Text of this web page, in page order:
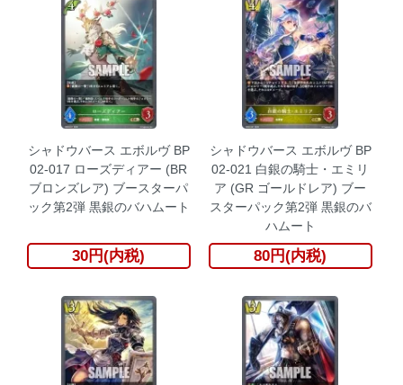
シャドウバース エボルヴ BP
02-017 ローズディアー (BR
ブロンズレア) ブースターパ
ック第2弾 黒銀のバハムート
30円(内税)
シャドウバース エボルヴ BP
02-021 白銀の騎士・エミリ
ア (GR ゴールドレア) ブー
スターパック第2弾 黒銀のバ
ハムート
80円(内税)